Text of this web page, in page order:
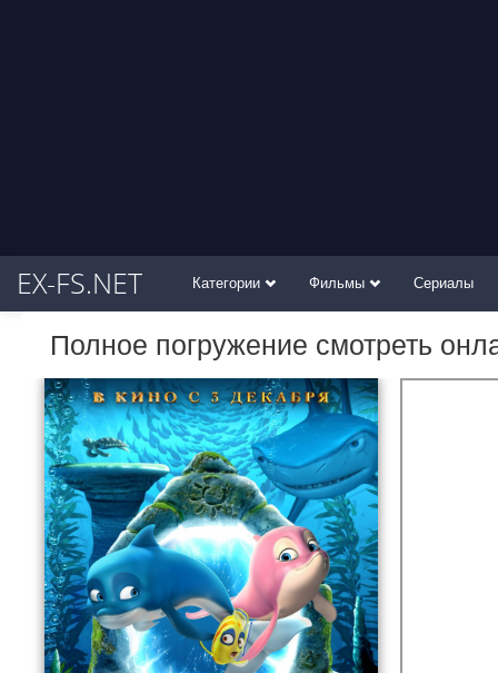
EX-FS.NET Категории Фильмы Сериалы
Полное погружение смотреть